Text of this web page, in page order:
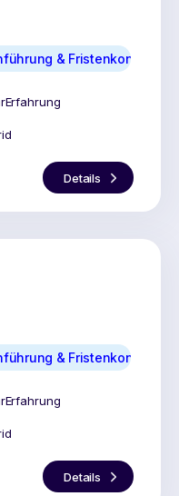
& Fristenkontrolle
Erfahrung
Details
& Fristenkontrolle
Erfahrung
Details